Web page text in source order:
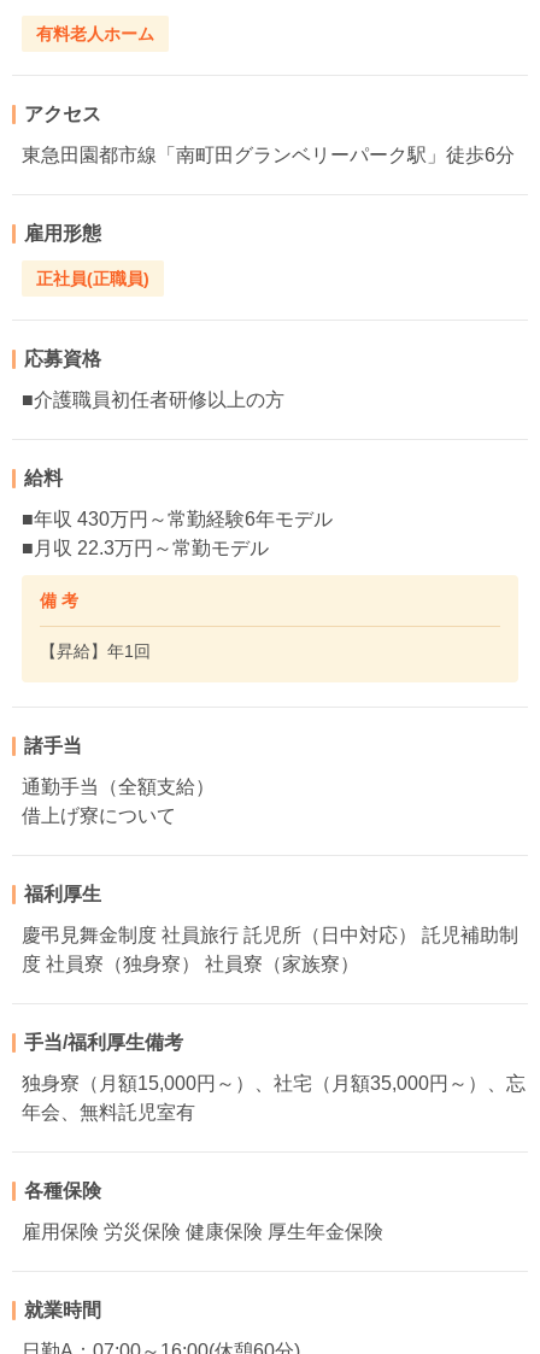
有料老人ホーム
アクセス
東急田園都市線「南町田グランベリーパーク駅」徒歩6分
雇用形態
正社員(正職員)
応募資格
■介護職員初任者研修以上の方
給料
■年収 430万円～常勤経験6年モデル
■月収 22.3万円～常勤モデル
備 考
【昇給】年1回
諸手当
通勤手当（全額支給）
借上げ寮について
福利厚生
慶弔見舞金制度 社員旅行 託児所（日中対応） 託児補助制
度 社員寮（独身寮） 社員寮（家族寮）
手当/福利厚生備考
独身寮（月額15,000円～）、社宅（月額35,000円～）、忘
年会、無料託児室有
各種保険
雇用保険 労災保険 健康保険 厚生年金保険
就業時間